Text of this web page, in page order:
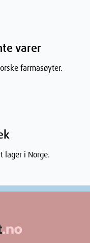
varer
farmasøyter.
lager i Norge.